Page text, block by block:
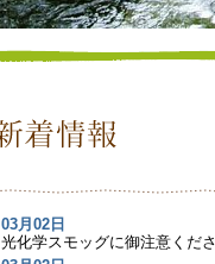
03月02日
光化学スモッグに御注意くだ